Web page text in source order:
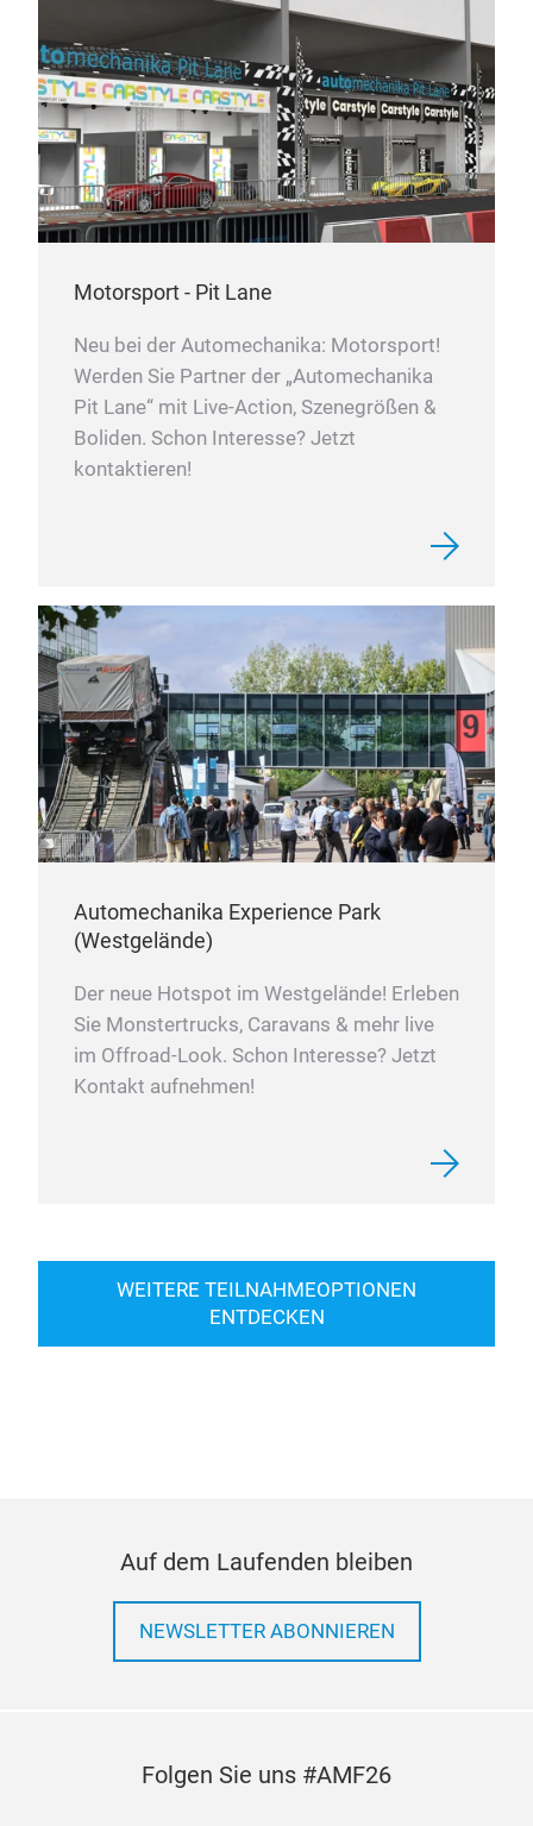
Motorsport - Pit Lane
Neu bei der Automechanika: Motorsport!
Werden Sie Partner der „Automechanika
Pit Lane“ mit Live-Action, Szenegrößen &
Boliden. Schon Interesse? Jetzt
kontaktieren!
Automechanika Experience Park
(Westgelände)
Der neue Hotspot im Westgelände! Erleben
Sie Monstertrucks, Caravans & mehr live
im Offroad-Look. Schon Interesse? Jetzt
Kontakt aufnehmen!
WEITERE TEILNAHMEOPTIONEN
ENTDECKEN
Auf dem Laufenden bleiben
NEWSLETTER ABONNIEREN
Folgen Sie uns #AMF26